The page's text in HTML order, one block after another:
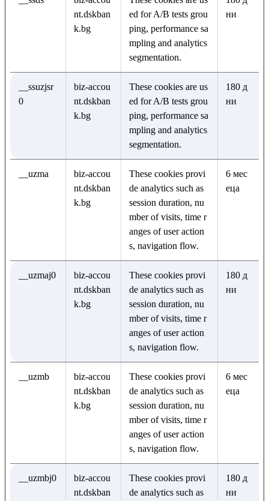
nt.dskban
k.bg
ed for A/B tests grou
ping, performance sa
mpling and analytics
segmentation.
ни
__ssuzjsr
0
biz-accou
nt.dskban
k.bg
These cookies are us
ed for A/B tests grou
ping, performance sa
mpling and analytics
segmentation.
180 д
ни
__uzma
biz-accou
nt.dskban
k.bg
These cookies provi
de analytics such as
session duration, nu
mber of visits, time r
anges of user action
s, navigation flow.
6 мес
еца
__uzmaj0
biz-accou
nt.dskban
k.bg
These cookies provi
de analytics such as
session duration, nu
mber of visits, time r
anges of user action
s, navigation flow.
180 д
ни
__uzmb
biz-accou
nt.dskban
k.bg
These cookies provi
de analytics such as
session duration, nu
mber of visits, time r
anges of user action
s, navigation flow.
6 мес
еца
__uzmbj0
biz-accou
nt.dskban
These cookies provi
de analytics such as
180 д
ни